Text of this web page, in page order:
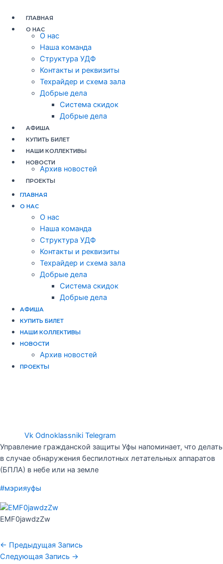
содержимому
ГЛАВНАЯ
О НАС
О нас
Наша команда
Структура УДФ
Контакты и реквизиты
Техрайдер и схема зала
Добрые дела
Система скидок
Добрые дела
АФИША
КУПИТЬ БИЛЕТ
НАШИ КОЛЛЕКТИВЫ
НОВОСТИ
Архив новостей
ПРОЕКТЫ
ГЛАВНАЯ
О НАС
О нас
Наша команда
Структура УДФ
Контакты и реквизиты
Техрайдер и схема зала
Добрые дела
Система скидок
Добрые дела
АФИША
КУПИТЬ БИЛЕТ
НАШИ КОЛЛЕКТИВЫ
НОВОСТИ
Архив новостей
ПРОЕКТЫ
Vk Odnoklassniki Telegram
Управление гражданской защиты Уфы напоминает, что делать
в случае обнаружения беспилотных летательных аппаратов
(БПЛА) в небе или на земле
#мэрияуфы
EMF0jawdzZw
записям
← Предыдущая Запись
Следующая Запись →